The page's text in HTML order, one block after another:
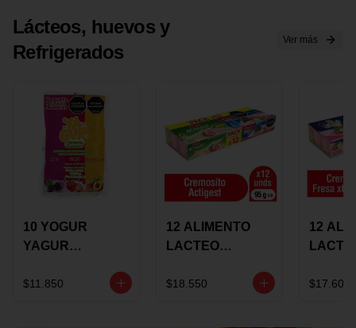
Lácteos, huevos y
Refrigerados
Ver más
10 YOGUR
YAGUR
150ML SURTIDO
$11.850
12 ALIMENTO
LACTEO
ALQUERIA
$18.550
12
$17.600